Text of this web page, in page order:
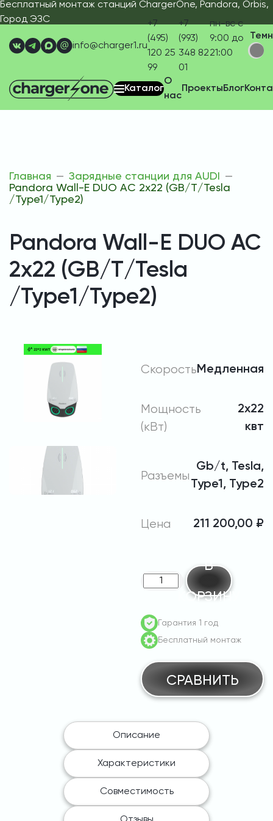
Бесплатный монтаж станций ChargerOne, Pandora, Orbis,
Город ЭЗС
info@charger1.ru
+7
(495)
120 25
99
+7
(993)
348 82
01
пн-вс с
9:00 до
21:00
Каталог
О
нас
ПроектыБлог
Главная
Зарядные станции для AUDI
Pandora Wall-E DUO AC 2х22 (GB/T/Tesla
/Type1/Type2)
Pandora Wall-E DUO AC
2х22 (GB/T/Tesla
/Type1/Type2)
СкоростьМедленная
Мощность
(кВт)
2х22
квт
Разъемы
Gb/t, Tesla,
Type1, Type2
Цена 211 200,00 ₽
Количество
Pandora
Wall-
E
DUO
AC
2х22
В
КОРЗИНУ
Гарантия 1 год
Бесплатный монтаж
СРАВНИТЬ
Описание
Характеристики
Совместимость